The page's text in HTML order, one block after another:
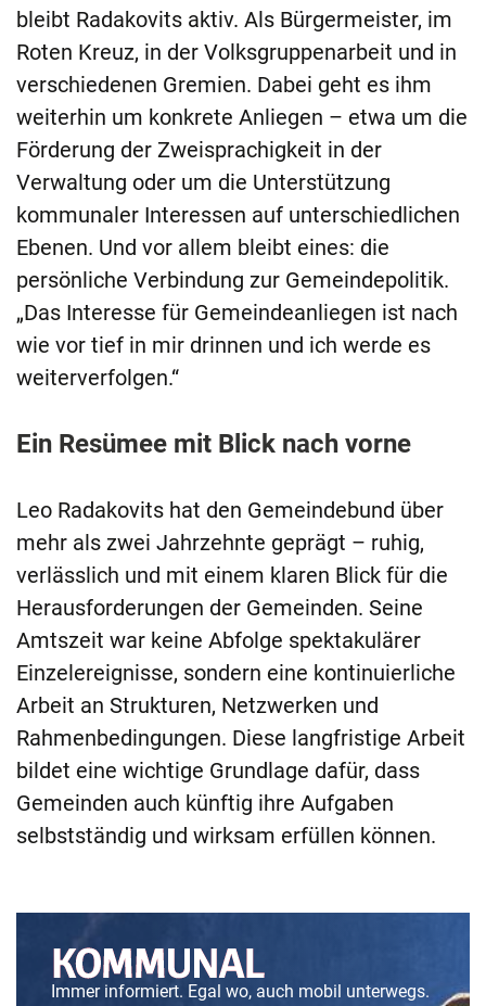
bleibt Radakovits aktiv. Als Bürgermeister, im
Roten Kreuz, in der Volksgruppenarbeit und in
verschiedenen Gremien. Dabei geht es ihm
weiterhin um konkrete Anliegen – etwa um die
Förderung der Zweisprachigkeit in der
Verwaltung oder um die Unterstützung
kommunaler Interessen auf unterschiedlichen
Ebenen. Und vor allem bleibt eines: die
persönliche Verbindung zur Gemeindepolitik.
„Das Interesse für Gemeindeanliegen ist nach
wie vor tief in mir drinnen und ich werde es
weiterverfolgen.“
Ein Resümee mit Blick nach vorne
Leo Radakovits hat den Gemeindebund über
mehr als zwei Jahrzehnte geprägt – ruhig,
verlässlich und mit einem klaren Blick für die
Herausforderungen der Gemeinden. Seine
Amtszeit war keine Abfolge spektakulärer
Einzelereignisse, sondern eine kontinuierliche
Arbeit an Strukturen, Netzwerken und
Rahmenbedingungen. Diese langfristige Arbeit
bildet eine wichtige Grundlage dafür, dass
Gemeinden auch künftig ihre Aufgaben
selbstständig und wirksam erfüllen können.
Immer informiert. Egal wo, auch mobil unterwegs.